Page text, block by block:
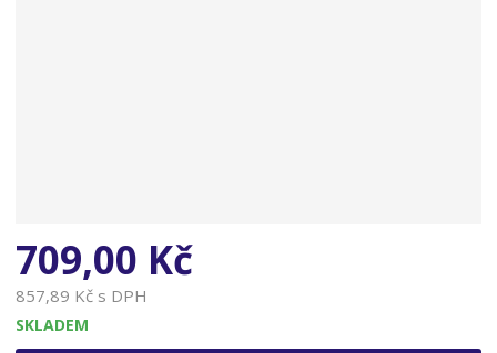
709,00 Kč
857,89 Kč s DPH
SKLADEM